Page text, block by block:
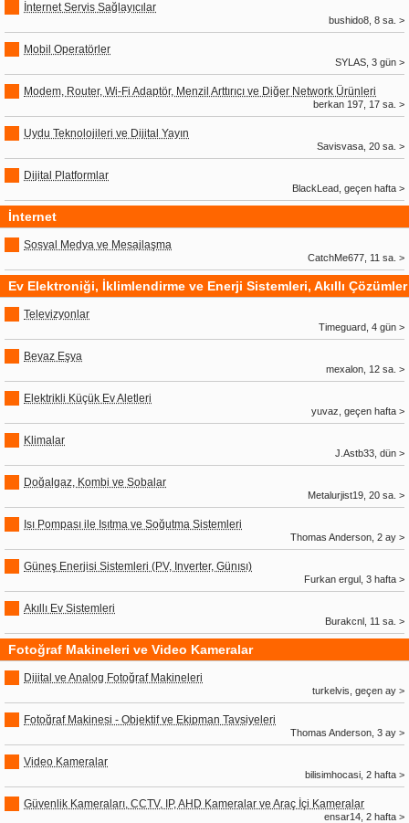
İnternet Servis Sağlayıcılar
bushido8, 8 sa. >
Mobil Operatörler
SYLAS, 3 gün >
Modem, Router, Wi-Fi Adaptör, Menzil Arttırıcı ve Diğer Network Ürünleri
berkan 197, 17 sa. >
Uydu Teknolojileri ve Dijital Yayın
Savisvasa, 20 sa. >
Dijital Platformlar
BlackLead, geçen hafta >
İnternet
Sosyal Medya ve Mesajlaşma
CatchMe677, 11 sa. >
Ev Elektroniği, İklimlendirme ve Enerji Sistemleri, Akıllı Çözümler
Televizyonlar
Timeguard, 4 gün >
Beyaz Eşya
mexalon, 12 sa. >
Elektrikli Küçük Ev Aletleri
yuvaz, geçen hafta >
Klimalar
J.Astb33, dün >
Doğalgaz, Kombi ve Sobalar
Metalurjist19, 20 sa. >
Isı Pompası ile Isıtma ve Soğutma Sistemleri
Thomas Anderson, 2 ay >
Güneş Enerjisi Sistemleri (PV, Inverter, Günısı)
Furkan ergul, 3 hafta >
Akıllı Ev Sistemleri
Burakcnl, 11 sa. >
Fotoğraf Makineleri ve Video Kameralar
Dijital ve Analog Fotoğraf Makineleri
turkelvis, geçen ay >
Fotoğraf Makinesi - Objektif ve Ekipman Tavsiyeleri
Thomas Anderson, 3 ay >
Video Kameralar
bilisimhocasi, 2 hafta >
Güvenlik Kameraları, CCTV, IP, AHD Kameralar ve Araç İçi Kameralar
ensar14, 2 hafta >